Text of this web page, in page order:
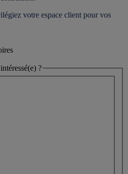
votre espace client pour vos
?